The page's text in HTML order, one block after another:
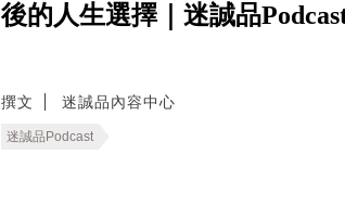
後的人生選擇｜迷誠品
撰文 迷誠品內容中心
迷誠品Podcast